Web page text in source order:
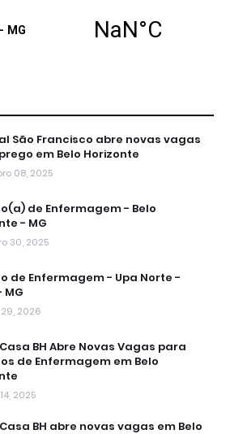
São Francisco abre novas vagas
em Belo Horizonte
08, 2025
de Enfermagem - Belo
- MG
30, 2025
de Enfermagem - Upa Norte -
MG
2026
BH Abre Novas Vagas para
de Enfermagem em Belo
2025
BH abre novas vagas em Belo